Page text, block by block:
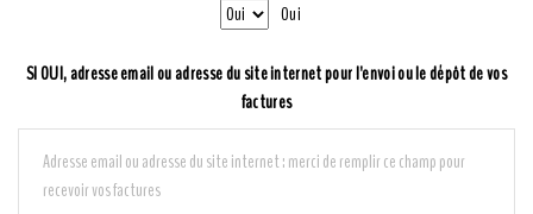
Oui
SI OUI, adresse email ou adresse du site internet pour l'envoi ou le dépôt de vos
factures